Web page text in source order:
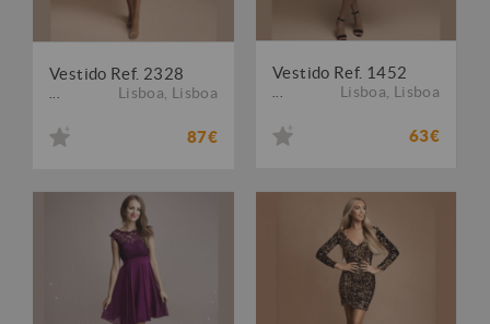
Vestido Ref. 2328
Lisboa Lisboa
87€
Vestido Ref. 1452
Lisboa Lisboa
63€